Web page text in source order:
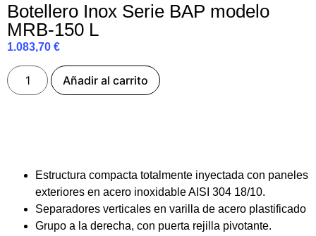
Botellero Inox Serie BAP modelo
MRB-150 L
1.083,70 €
Añadir al carrito
Estructura compacta totalmente inyectada con paneles
exteriores en acero inoxidable AISI 304 18/10.
Separadores verticales en varilla de acero plastificado
Grupo a la derecha, con puerta rejilla pivotante.